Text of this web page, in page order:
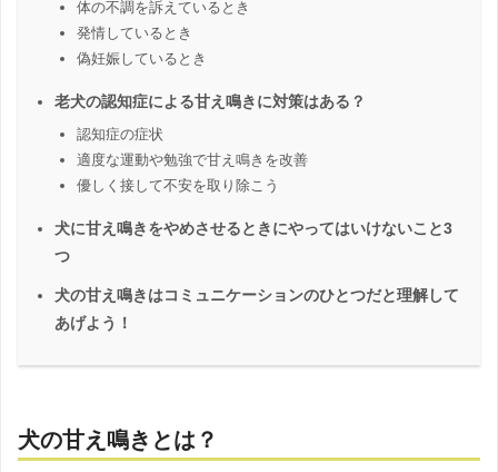
体の不調を訴えているとき
発情しているとき
偽妊娠しているとき
老犬の認知症による甘え鳴きに対策はある？
認知症の症状
適度な運動や勉強で甘え鳴きを改善
優しく接して不安を取り除こう
犬に甘え鳴きをやめさせるときにやってはいけないこと3
つ
犬の甘え鳴きはコミュニケーションのひとつだと理解して
あげよう！
犬の甘え鳴きとは？